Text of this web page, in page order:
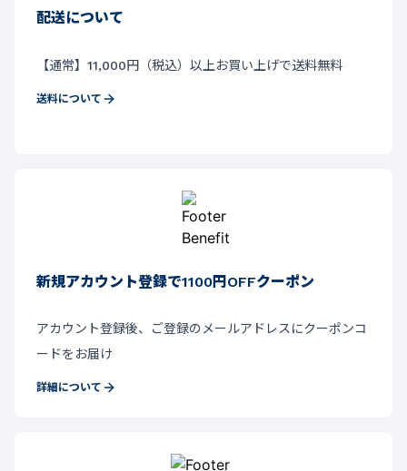
配送について
【通常】11,000円（税込）以上お買い上げで送料無料
送料について
新規アカウント登録で1100円OFFクーポン
アカウント登録後、ご登録のメールアドレスにクーポンコ
ードをお届け
詳細について